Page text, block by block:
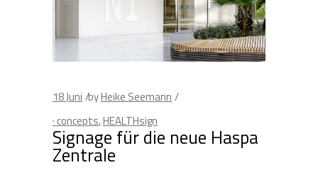
18Juni byHeike Seemann
· concepts,HEALTHsign
Signage für die neue Haspa
Zentrale